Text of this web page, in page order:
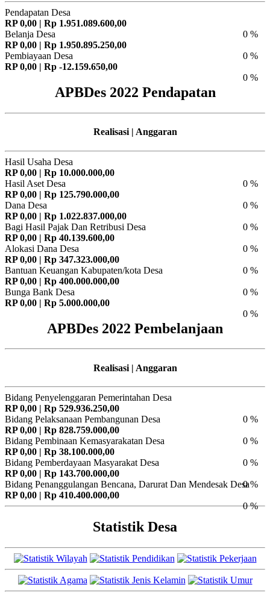
Pendapatan Desa
RP 0,00 | Rp 1.951.089.600,00
0 %
Belanja Desa
RP 0,00 | Rp 1.950.895.250,00
0 %
Pembiayaan Desa
RP 0,00 | Rp -12.159.650,00
0 %
APBDes 2022 Pendapatan
Realisasi | Anggaran
Hasil Usaha Desa
RP 0,00 | Rp 10.000.000,00
0 %
Hasil Aset Desa
RP 0,00 | Rp 125.790.000,00
0 %
Dana Desa
RP 0,00 | Rp 1.022.837.000,00
0 %
Bagi Hasil Pajak Dan Retribusi Desa
RP 0,00 | Rp 40.139.600,00
0 %
Alokasi Dana Desa
RP 0,00 | Rp 347.323.000,00
0 %
Bantuan Keuangan Kabupaten/kota Desa
RP 0,00 | Rp 400.000.000,00
0 %
Bunga Bank Desa
RP 0,00 | Rp 5.000.000,00
0 %
APBDes 2022 Pembelanjaan
Realisasi | Anggaran
Bidang Penyelenggaran Pemerintahan Desa
RP 0,00 | Rp 529.936.250,00
0 %
Bidang Pelaksanaan Pembangunan Desa
RP 0,00 | Rp 828.759.000,00
0 %
Bidang Pembinaan Kemasyarakatan Desa
RP 0,00 | Rp 38.100.000,00
0 %
Bidang Pemberdayaan Masyarakat Desa
RP 0,00 | Rp 143.700.000,00
0 %
Bidang Penanggulangan Bencana, Darurat Dan Mendesak Desa
RP 0,00 | Rp 410.400.000,00
0 %
Statistik Desa